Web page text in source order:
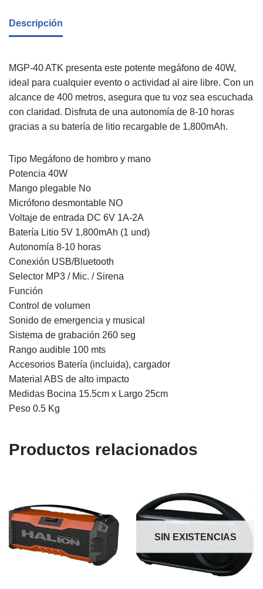
Descripción
MGP-40 ATK presenta este potente megáfono de 40W,
ideal para cualquier evento o actividad al aire libre. Con un
alcance de 400 metros, asegura que tu voz sea escuchada
con claridad. Disfruta de una autonomía de 8-10 horas
gracias a su batería de litio recargable de 1,800mAh.
Tipo Megáfono de hombro y mano
Potencia 40W
Mango plegable No
Micrófono desmontable NO
Voltaje de entrada DC 6V 1A-2A
Batería Litio 5V 1,800mAh (1 und)
Autonomía 8-10 horas
Conexión USB/Bluetooth
Selector MP3 / Mic. / Sirena
Función
Control de volumen
Sonido de emergencia y musical
Sistema de grabación 260 seg
Rango audible 100 mts
Accesorios Batería (incluida), cargador
Material ABS de alto impacto
Medidas Bocina 15.5cm x Largo 25cm
Peso 0.5 Kg
Productos relacionados
SIN EXISTENCIAS